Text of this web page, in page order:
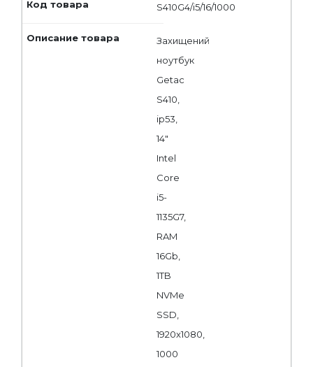
S410G4/i5/16/1000
Захищений
ноутбук
Getac
S410,
ip53,
14"
Intel
Core
i5-
1135G7,
RAM
16Gb,
1TB
NVMe
SSD,
1920x1080,
1000